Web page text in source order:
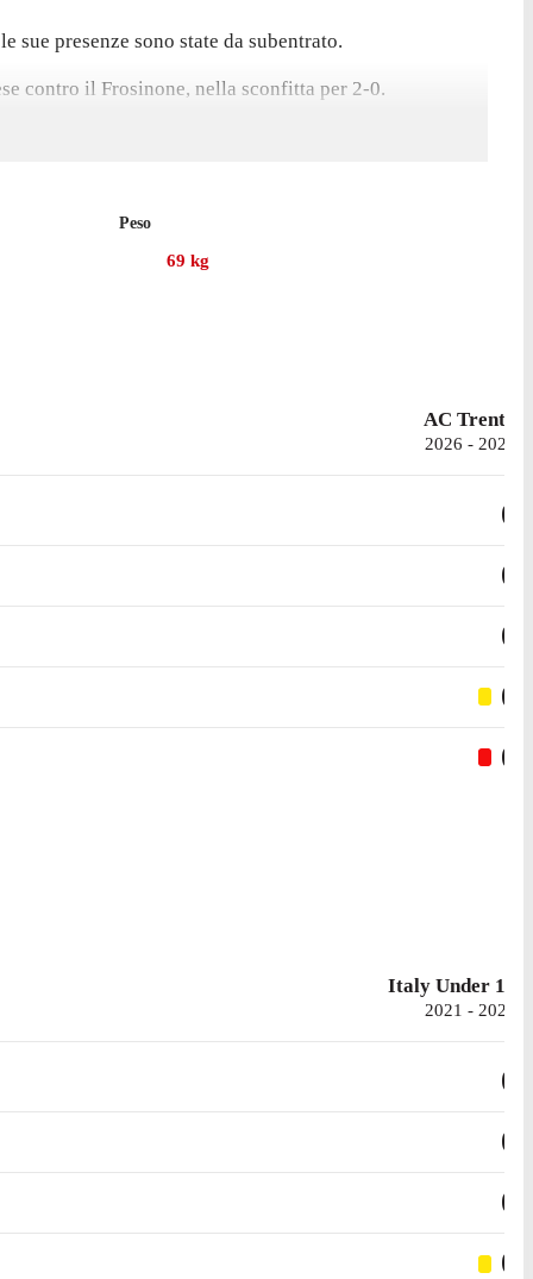
sue presenze sono state da subentrato.
contro il Frosinone, nella sconfitta per 2-0.
Peso
69 kg
AC Trento
2026 - 2027
0
0
0
0
0
Italy Under 18
2021 - 2023
0
0
0
0